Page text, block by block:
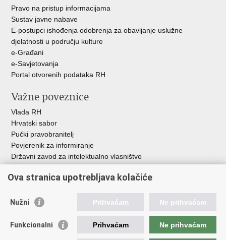
Pravo na pristup informacijama
Sustav javne nabave
E-postupci ishođenja odobrenja za obavljanje uslužne
djelatnosti u području kulture
e-Građani
e-Savjetovanja
Portal otvorenih podataka RH
Važne poveznice
Vlada RH
Hrvatski sabor
Pučki pravobranitelj
Povjerenik za informiranje
Državni zavod za intelektualno vlasništvo
HAKOM
Ostale poveznice
Hrvatski audiovizualni centar
Ova stranica upotrebljava kolačiće
Nužni Prihvaćam Ne prihvaćam
Funkcionalni Prihvaćam Ne prihvaćam